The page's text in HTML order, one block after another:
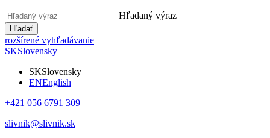
Hľadaný výraz
Hľadať
rozšírené vyhľadávanie
SKSlovensky
SKSlovensky
ENEnglish
+421 056 6791 309
slivnik@slivnik.sk